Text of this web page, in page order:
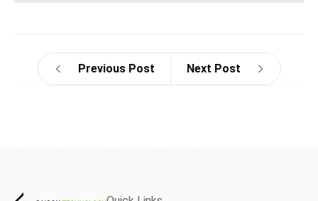
Previous Post Next Post